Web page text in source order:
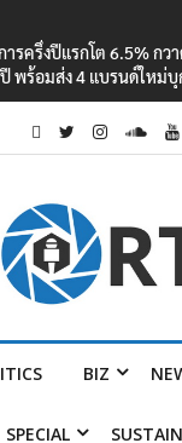
รครึ่งปีแรกโต 6.5% กว
ปี พร้อมส่ง 4 แบรนด์ใหม่
BIZ
SPECIAL